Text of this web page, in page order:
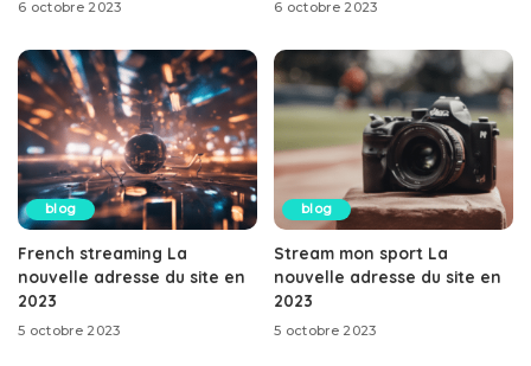
6 octobre 2023 6 octobre 2023
blog
French streaming La
nouvelle adresse du site en
2023
5 octobre 2023
blog
Stream mon sport La
nouvelle adresse du site en
2023
5 octobre 2023